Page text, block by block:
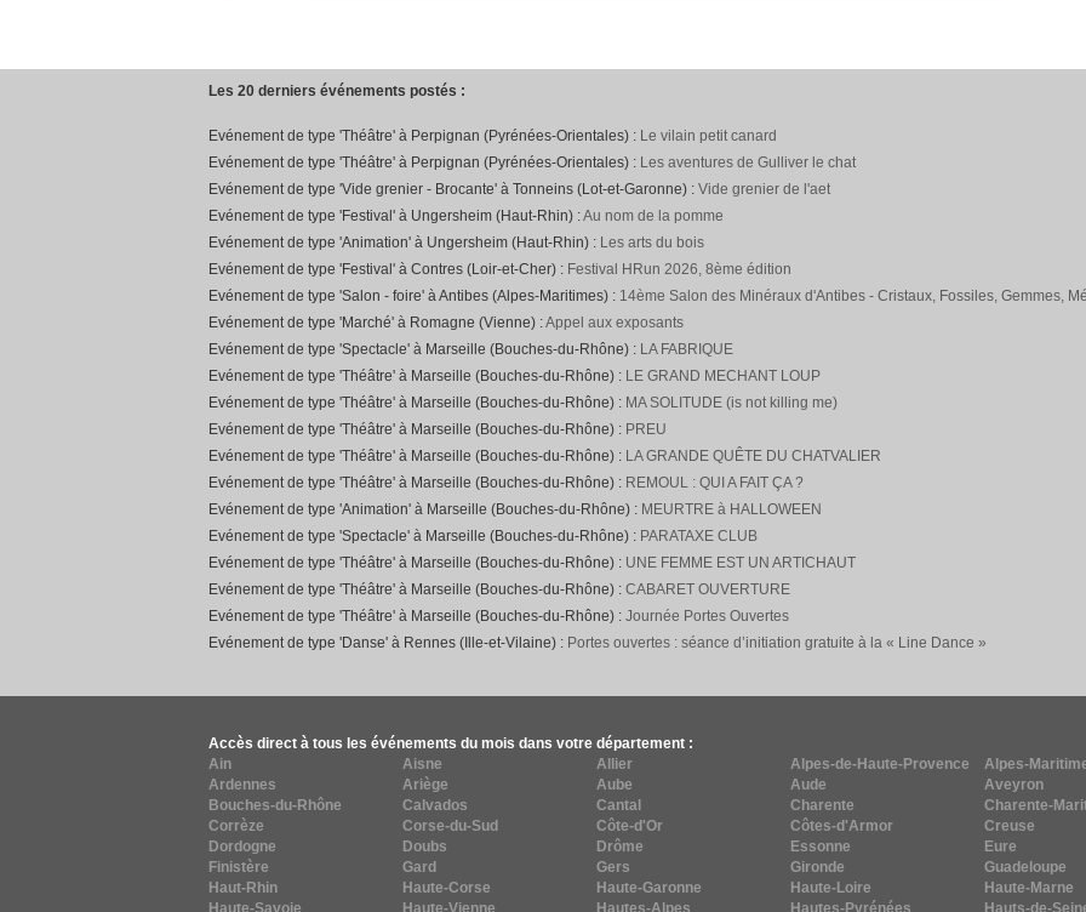
Les 20 derniers événements postés :
Evénement de type 'Théâtre' à Perpignan (Pyrénées-Orientales) : Le vilain petit canard
Evénement de type 'Théâtre' à Perpignan (Pyrénées-Orientales) : Les aventures de Gulliver le chat
Evénement de type 'Vide grenier - Brocante' à Tonneins (Lot-et-Garonne) : Vide grenier de l'aet
Evénement de type 'Festival' à Ungersheim (Haut-Rhin) :Au nom de la pomme
Evénement de type 'Animation' à Ungersheim (Haut-Rhin) : Les arts du bois
Evénement de type 'Festival' à Contres (Loir-et-Cher) : Festival HRun 2026, 8ème édition
Evénement de type 'Salon - foire' à Antibes (Alpes-Maritimes) : 14ème Salon des Minéraux d'Antibes - Cristaux, Fossiles, Gemmes,
Evénement de type 'Marché' à Romagne (Vienne) :Appel aux exposants
Evénement de type 'Spectacle' à Marseille (Bouches-du-Rhône) : LA FABRIQUE
Evénement de type 'Théâtre' à Marseille (Bouches-du-Rhône) : LE GRAND MECHANT LOUP
Evénement de type 'Théâtre' à Marseille (Bouches-du-Rhône) : MA SOLITUDE (is not killing me)
Evénement de type 'Théâtre' à Marseille (Bouches-du-Rhône) : PREU
Evénement de type 'Théâtre' à Marseille (Bouches-du-Rhône) : LA GRANDE QUÊTE DU CHATVALIER
Evénement de type 'Théâtre' à Marseille (Bouches-du-Rhône) : REMOUL : QUI A FAIT ÇA ?
Evénement de type 'Animation' à Marseille (Bouches-du-Rhône) : MEURTRE à HALLOWEEN
Evénement de type 'Spectacle' à Marseille (Bouches-du-Rhône) : PARATAXE CLUB
Evénement de type 'Théâtre' à Marseille (Bouches-du-Rhône) : UNE FEMME EST UN ARTICHAUT
Evénement de type 'Théâtre' à Marseille (Bouches-du-Rhône) : CABARET OUVERTURE
Evénement de type 'Théâtre' à Marseille (Bouches-du-Rhône) : Journée Portes Ouvertes
Evénement de type 'Danse' à Rennes (Ille-et-Vilaine) : Portes ouvertes : séance d’initiation gratuite à la « Line Dance »
Accès direct à tous les événements du mois dans votre département :
Ain
Aisne Allier Alpes-de-Haute-Provence Alpes-
Ardennes
Ariège Aube Aude Aveyron
Bouches-du-Rhône
Calvados Cantal Charente Charente-
Corrèze
Corse-du-Sud Côte-d'Or Côtes-d'Armor Creuse
Dordogne
Doubs Drôme Essonne Eure
Finistère
Gard Gers Gironde Guadeloupe
Haut-Rhin
Haute-Corse Haute-Garonne Haute-Loire Haute-Marne
Haute-Savoie
Haute-Vienne Hautes-Alpes Hautes-Pyrénées Hauts-de-